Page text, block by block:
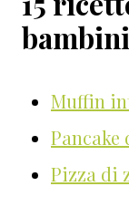
bambini
Muffin
Pancake
Pizza di